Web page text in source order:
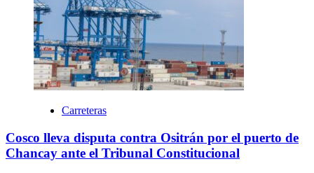
Carreteras
Cosco lleva disputa contra Ositrán por el puerto de
Chancay ante el Tribunal Constitucional